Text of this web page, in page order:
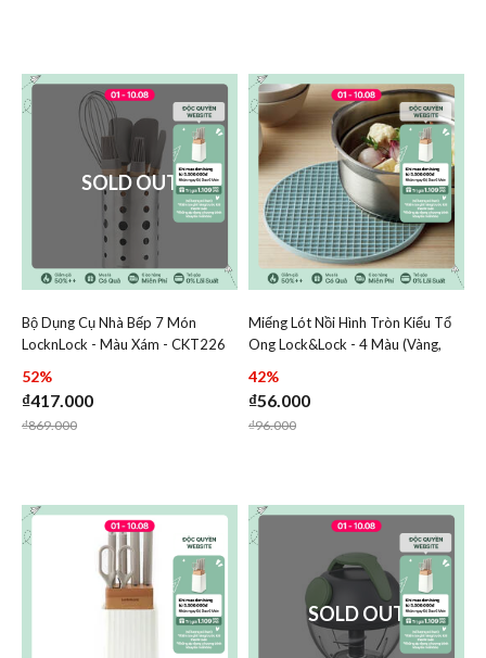
SOLD OUT
Add Bộ Dụng Cụ Nhà Bếp 7 Món LocknLock - Màu
Add Bộ Dụng Cụ Nhà Bếp 7 Món
Bộ Dụng Cụ Nhà Bếp 7 Món
LocknLock - Màu Xám - CKT226
52%
₫417.000
Price reduced from
₫869.000to
Add Miếng Lót Nồi Hình
Add Miếng
Miếng Lót Nồi Hình Tròn Kiểu Tổ
Ong Lock&Lock - 4 Màu (Vàng,
42%
₫56.000
Price reduced from
₫96.000to
SOLD OUT